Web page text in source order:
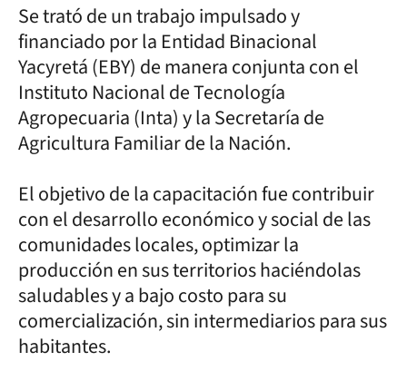
Se trató de un trabajo impulsado y
financiado por la Entidad Binacional
Yacyretá (EBY) de manera conjunta con el
Instituto Nacional de Tecnología
Agropecuaria (Inta) y la Secretaría de
Agricultura Familiar de la Nación.
El objetivo de la capacitación fue contribuir
con el desarrollo económico y social de las
comunidades locales, optimizar la
producción en sus territorios haciéndolas
saludables y a bajo costo para su
comercialización, sin intermediarios para sus
habitantes.